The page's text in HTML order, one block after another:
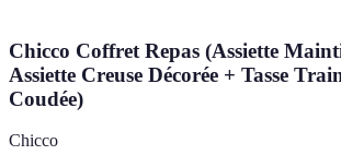
Chicco Coffret Repas (Assiette
Assiette Creuse Décorée + Tasse
Coudée)
Chicco